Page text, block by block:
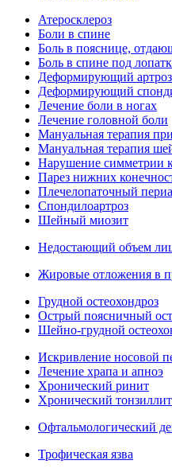
Атеросклероз
Боли в спине
Боль в пояснице,
Боль в спине под
Деформирующий артроз
Деформирующий
Лечение боли в ногах
Лечение головной боли
Мануальная терапия
Мануальная терапия
Нарушение симметрии
Парез нижних
Плечелопаточный
Спондилоартроз
Шейный миозит
Недостающий объем
Жировые отложения в
Грудной остеохондроз
Острый поясничный
Шейно-грудной
Искривление носовой
Лечение храпа и апноэ
Хронический ринит
Хронический тонзиллит
Офтальмологический
Трофическая язва